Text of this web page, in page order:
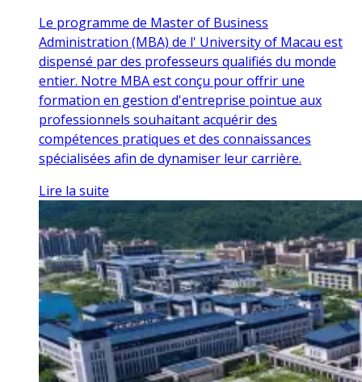
Le programme de Master of Business
Administration (MBA) de l' University of Macau est
dispensé par des professeurs qualifiés du monde
entier. Notre MBA est conçu pour offrir une
formation en gestion d'entreprise pointue aux
professionnels souhaitant acquérir des
compétences pratiques et des connaissances
spécialisées afin de dynamiser leur carrière.
Lire la suite